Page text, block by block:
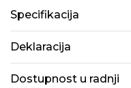
Specifikacija
Deklaracija
Dostupnost u radnji